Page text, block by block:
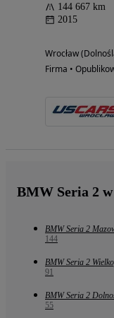
144 667 km
2015
Wrocław
Firma •
BMW Seria 2 w
BMW Seria 2
144
BMW Seria 2
91
BMW Seria 2
55